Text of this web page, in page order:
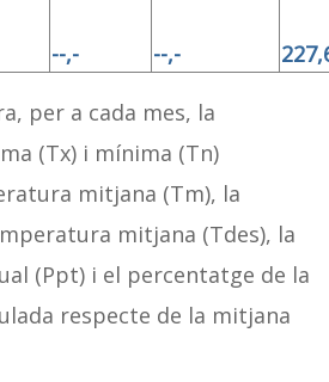
--,- --,-
per a cada mes, la
(Tx) i mínima (Tn)
mitjana (Tm), la
mitjana (Tdes), la
(Ppt) i el percentatge de la
respecte de la mitjana